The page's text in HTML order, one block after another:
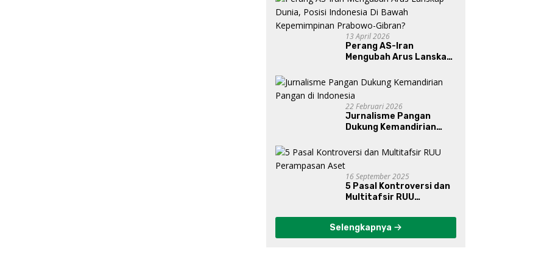
13 April 2026
Perang AS-Iran
Mengubah Arus Lanskap
Bawah Kepemimpinan
Prabowo-Gibran?
22 Februari 2026
Jurnalisme Pangan
Dukung Kemandirian
16 September 2025
5 Pasal Kontroversi dan
Multitafsir RUU
Selengkapnya